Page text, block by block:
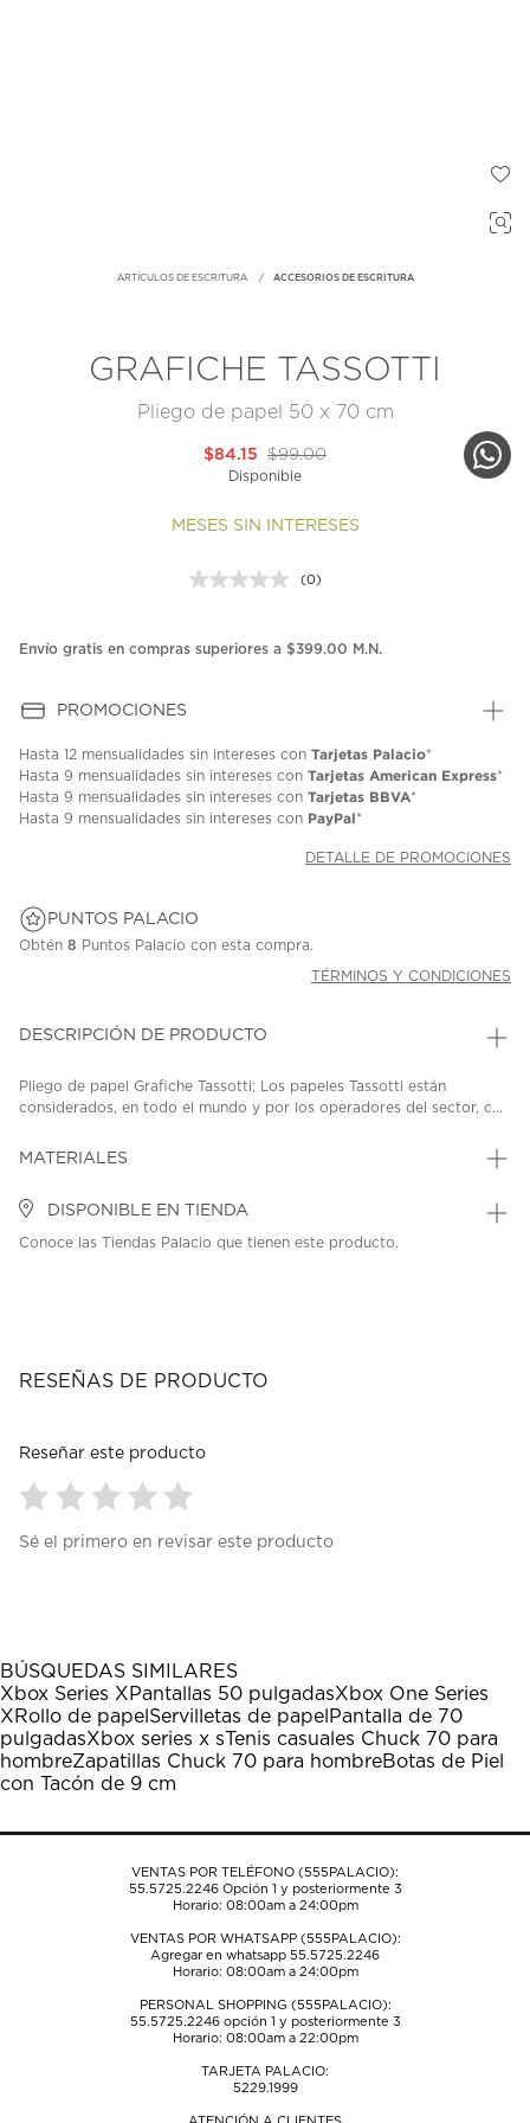
ARTÍCULOS DE ESCRITURA ACCESORIOS DE ESCRITURA
GRAFICHE TASSOTTI
Pliego de papel 50 x 70 cm
$99.00
$84.15
Disponible
MESES SIN INTERESES
Sin
en
(0)
Envío gratis en compras superiores a $399.00 M.N.
PROMOCIONES
Hasta 12 mensualidades sin intereses con Tarjetas Palacio*
Hasta 9 mensualidades sin intereses con Tarjetas American Express*
Hasta 9 mensualidades sin intereses con Tarjetas BBVA*
Hasta 9 mensualidades sin intereses con PayPal*
DETALLE DE PROMOCIONES
PUNTOS PALACIO
Obtén 8 Puntos Palacio con esta compra.
TÉRMINOS Y CONDICIONES
DESCRIPCIÓN DE PRODUCTO
Pliego de papel Grafiche Tassotti; Los papeles Tassotti están
considerados, en todo el mundo y por los operadores del sector, c...
MATERIALES
DISPONIBLE EN TIENDA
Conoce las Tiendas Palacio que tienen este producto.
RESEÑAS DE PRODUCTO
Reseñar este producto
para
1
estrella
Esta
acción
abrirá
el
formulario
envío.
para
estrellas.
Esta
acción
abrirá
el
formulario
envío.
para
estrellas.
Esta
acción
abrirá
el
formulario
envío.
para
estrellas.
Esta
acción
abrirá
el
formulario
envío.
para
estrellas.
Esta
acción
abrirá
el
formulario
envío.
Sé el primero en revisar este producto
BÚSQUEDAS SIMILARES
Xbox Series X Pantallas 50 pulgadasXbox One Series
X Rollo de papel Servilletas de papel Pantalla de 70
pulgadasXbox series x sTenis casuales Chuck 70 para
hombreZapatillas Chuck 70 para hombreBotas de Piel
con Tacón de 9 cm
VENTAS POR TELÉFONO (555PALACIO):
55.5725.2246Opción 1 y posteriormente 3
Horario: 08:00am a 24:00pm
VENTAS POR WHATSAPP (555PALACIO):
Agregar en whatsapp 55.5725.2246
Horario: 08:00am a 24:00pm
PERSONAL SHOPPING (555PALACIO):
55.5725.2246opción 1 y posteriormente 3
Horario: 08:00am a 22:00pm
TARJETA PALACIO:
5229.1999